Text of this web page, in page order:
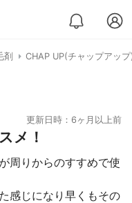
剤 CHAP UP(チャップアッ
更新日時：6ヶ月以上前
メ！
周りからのすすめで使
感じになり早くもその